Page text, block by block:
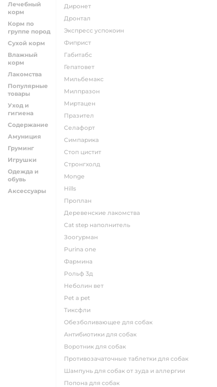
Лечебный
корм
Корм по
группе пород
Сухой корм
Влажный
корм
Лакомства
Популярные
товары
Уход и
гигиена
Содержание
Амуниция
Груминг
Игрушки
Одежда и
обувь
Аксессуары
диронет
дронтал
экспресс успокоин
фиприст
габитабс
гепатовет
мильбемакс
милпразон
миртацен
празител
селафорт
симпарика
стоп цистит
стронгхолд
monge
hills
проплан
деревенские лакомства
cat step наполнитель
зоогурман
purina one
фармина
рольф 3д
неболин вет
pet a pet
тиксфли
обезболивающее для собак
антибиотики для собак
воротник для собак
противозачаточные таблетки для собак
шампунь для собак от зуда и аллергии
попона для собак